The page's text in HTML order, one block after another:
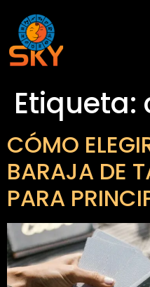
Etiqueta:
CÓMO
BARAJA DE
PARA